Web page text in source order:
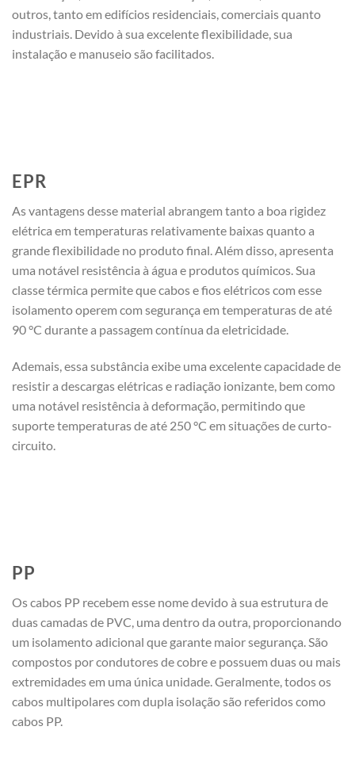
outros, tanto em edifícios residenciais, comerciais quanto
industriais. Devido à sua excelente flexibilidade, sua
instalação e manuseio são facilitados.
EPR
As vantagens desse material abrangem tanto a boa rigidez
elétrica em temperaturas relativamente baixas quanto a
grande flexibilidade no produto final. Além disso, apresenta
uma notável resistência à água e produtos químicos. Sua
classe térmica permite que cabos e fios elétricos com esse
isolamento operem com segurança em temperaturas de até
90 °C durante a passagem contínua da eletricidade.
Ademais, essa substância exibe uma excelente capacidade de
resistir a descargas elétricas e radiação ionizante, bem como
uma notável resistência à deformação, permitindo que
suporte temperaturas de até 250 °C em situações de curto-
circuito.
PP
Os cabos PP recebem esse nome devido à sua estrutura de
duas camadas de PVC, uma dentro da outra, proporcionando
um isolamento adicional que garante maior segurança. São
compostos por condutores de cobre e possuem duas ou mais
extremidades em uma única unidade. Geralmente, todos os
cabos multipolares com dupla isolação são referidos como
cabos PP.